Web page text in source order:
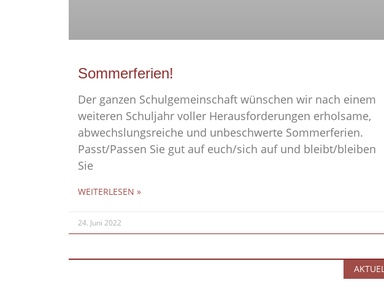
Sommerferien!
Der ganzen Schulgemeinschaft wünschen wir nach einem
weiteren Schuljahr voller Herausforderungen erholsame,
abwechslungsreiche und unbeschwerte Sommerferien.
Passt/Passen Sie gut auf euch/sich auf und bleibt/bleiben
Sie
WEITERLESEN »
24. Juni 2022